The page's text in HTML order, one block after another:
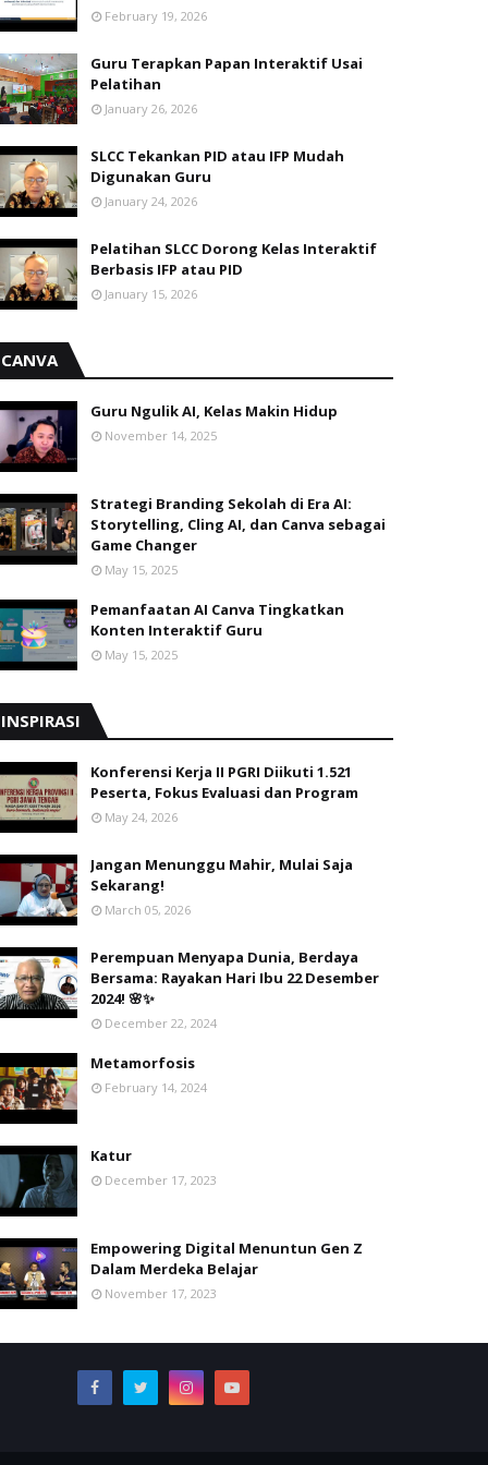
February 19, 2026
Guru Terapkan Papan Interaktif Usai
Pelatihan
January 26, 2026
SLCC Tekankan PID atau IFP Mudah
Digunakan Guru
January 24, 2026
Pelatihan SLCC Dorong Kelas Interaktif
Berbasis IFP atau PID
January 15, 2026
CANVA
Guru Ngulik AI, Kelas Makin Hidup
November 14, 2025
Strategi Branding Sekolah di Era AI:
Storytelling, Cling AI, dan Canva sebagai
Game Changer
May 15, 2025
Pemanfaatan AI Canva Tingkatkan
Konten Interaktif Guru
May 15, 2025
INSPIRASI
Konferensi Kerja II PGRI Diikuti 1.521
Peserta, Fokus Evaluasi dan Program
May 24, 2026
Jangan Menunggu Mahir, Mulai Saja
Sekarang!
March 05, 2026
Perempuan Menyapa Dunia, Berdaya
Bersama: Rayakan Hari Ibu 22 Desember
2024! 🌸✨
December 22, 2024
Metamorfosis
February 14, 2024
Katur
December 17, 2023
Empowering Digital Menuntun Gen Z
Dalam Merdeka Belajar
November 17, 2023